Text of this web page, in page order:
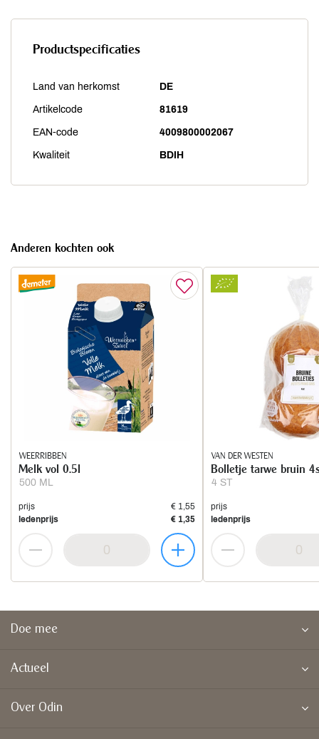
Productspecificaties
Land van herkomst DE
Artikelcode 81619
EAN-code 4009800002067
Kwaliteit BDIH
Anderen kochten ook
WEERRIBBEN
500 ML
Melk vol 0.5l
prijs
€ 1,55
ledenprijs
€ 1,35
VAN DER WESTEN
4 ST
Bolletje tarwe bruin
prijs
ledenprijs
Doe mee
Actueel
Over Odin